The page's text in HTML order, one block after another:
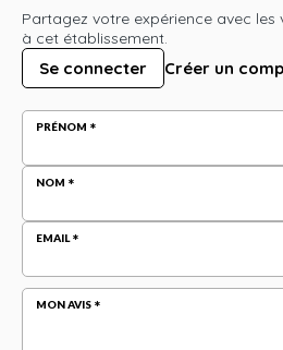
Partagez votre expérience avec les
à cet établissement.
Se connecter Créer un
PRÉNOM
NOM
EMAIL
MON AVIS